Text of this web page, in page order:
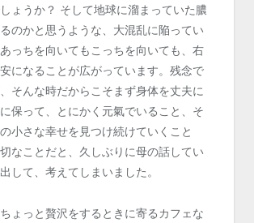
ょうか？ そして地球に溜まっていた膿
のかと思うような、大混乱に陥ってい
っちを向いてもこっちを向いても、右
になることが広がっています。残念で
そんな時だからこそまず身体を丈夫に
保って、とにかく元氣でいること、そ
小さな幸せを見つけ続けていくこと
なことだと、久しぶりに母の話してい
して、考えてしまいました。
ちょっと贅沢をするときに寄るカフェな